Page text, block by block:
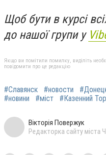
Щоб бути в курсі
до нашої групи у
Якщо ви помітили помилку, виділіть
повідомити про це редакцію
#Славянск #новости
#новини
#міст #Казенний
Вікторія Повержук
Редакторка сайту міста